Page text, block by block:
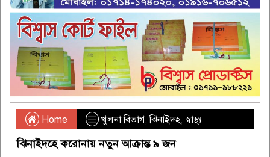
Home খুলনা বিভাগ,ঝিনাইদহ,স্বাস্থ্য
ঝিনাইদহে করোনায় নতুন আক্রান্ত ৯ জন